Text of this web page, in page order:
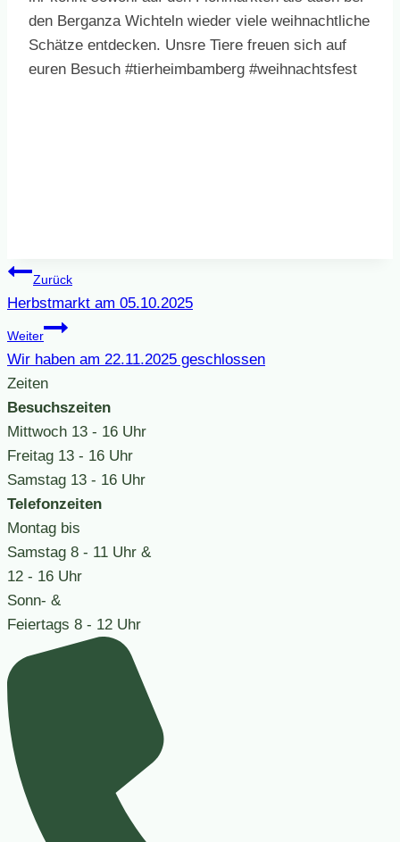
den Berganza Wichteln wieder viele weihnachtliche
Schätze entdecken. Unsre Tiere freuen sich auf
euren Besuch #tierheimbamberg #weihnachtsfest
Beitragsnavigation
Zurück
Herbstmarkt am 05.10.2025
Weiter
Wir haben am 22.11.2025 geschlossen
Zeiten
Besuchszeiten
Mittwoch 13 - 16 Uhr
Freitag 13 - 16 Uhr
Samstag 13 - 16 Uhr
Telefonzeiten
Montag bis
Samstag 8 - 11 Uhr &
12 - 16 Uhr
Sonn- &
Feiertags 8 - 12 Uhr